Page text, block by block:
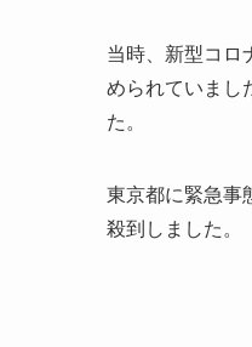
当時、新型コロ
められていまし
た。
東京都に緊急事
殺到しました。